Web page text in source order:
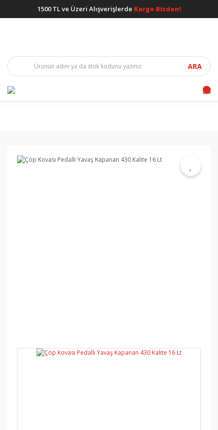
1500 TL ve Üzeri Alışverişlerde Kargo Bizden!
ARA